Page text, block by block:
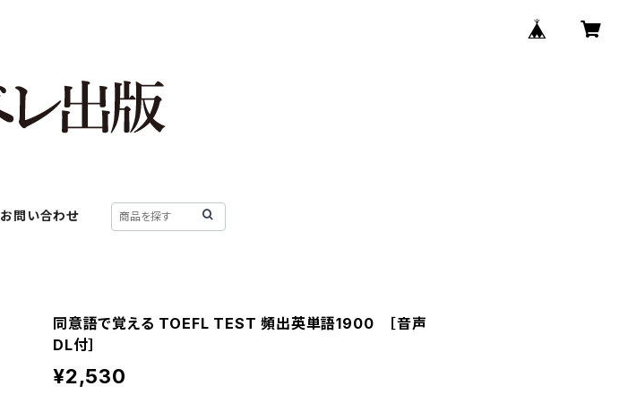
お問い合わせ
同意語で覚える TOEFL TEST 頻出英単語1900 ［音声
DL付］
¥2,530